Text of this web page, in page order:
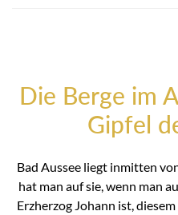
Die Berge im
Gipfel
Bad Aussee liegt inmitten
hat man auf sie, wenn man
Erzherzog Johann ist,